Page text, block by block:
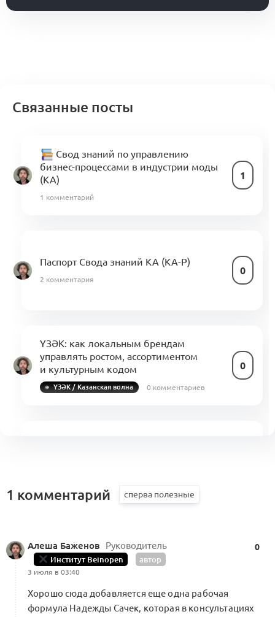
Связанные посты
Свод знаний по управлению
бизнес-процессами в индустрии моды
(KA)
1
1 комментарий
Паспорт Свода знаний KA (KA-P)
0
2 комментария
ҮЗӘК: как локальным брендам
управлять ростом, ассортиментом
и культурным кодом
0
ҮЗӘК / Казанская волна 0 комментариев
аналитика, ассортимент и сборка пяти
стратегий
AI-оптимизация / Индустриальный ИИ
1 комментарий
Алеша Баженов Руководитель
Институт Beinopen автор
3 июля в 03:40
0
Хорошо сюда добавляется еще одна рабочая
формула Надежды Сачек, которая в консультациях